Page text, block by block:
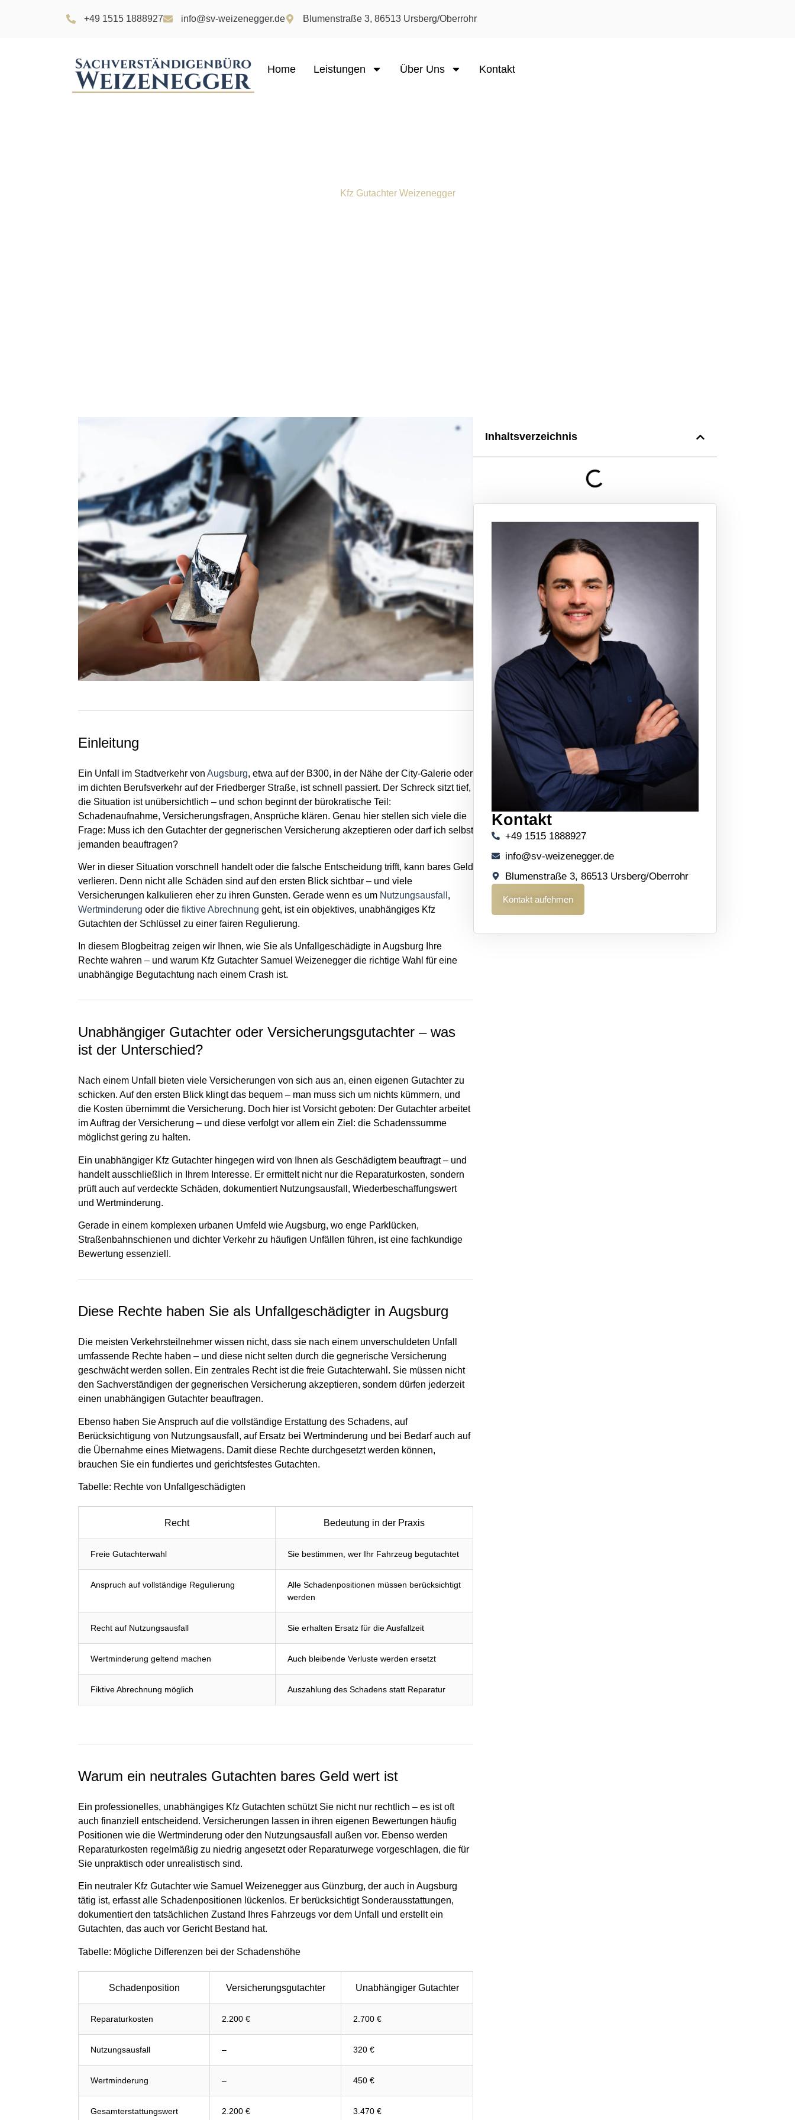
+49 1515 1888927 info@sv-weizenegger.de Blumenstraße 3, 86513 Ursberg/Oberrohr
Home Leistungen Über Uns Kontakt
Kfz Gutachter Weizenegger
Einleitung
Ein Unfall im Stadtverkehr von Augsburg, etwa auf der B300, in der Nähe der City-Galerie oder
im dichten Berufsverkehr auf der Friedberger Straße, ist schnell passiert. Der Schreck sitzt tief,
die Situation ist unübersichtlich – und schon beginnt der bürokratische Teil:
Schadenaufnahme, Versicherungsfragen, Ansprüche klären. Genau hier stellen sich viele die
Frage: Muss ich den Gutachter der gegnerischen Versicherung akzeptieren oder darf ich selbst
jemanden beauftragen?
Wer in dieser Situation vorschnell handelt oder die falsche Entscheidung trifft, kann bares Geld
verlieren. Denn nicht alle Schäden sind auf den ersten Blick sichtbar – und viele
Versicherungen kalkulieren eher zu ihren Gunsten. Gerade wenn es um Nutzungsausfall ,
Wertminderung oder die fiktive Abrechnung geht, ist ein objektives, unabhängiges Kfz
Gutachten der Schlüssel zu einer fairen Regulierung.
In diesem Blogbeitrag zeigen wir Ihnen, wie Sie als Unfallgeschädigte in Augsburg Ihre
Rechte wahren – und warum Kfz Gutachter Samuel Weizenegger die richtige Wahl für eine
unabhängige Begutachtung nach einem Crash ist.
Unabhängiger Gutachter oder Versicherungsgutachter – was
ist der Unterschied?
Nach einem Unfall bieten viele Versicherungen von sich aus an, einen eigenen Gutachter zu
schicken. Auf den ersten Blick klingt das bequem – man muss sich um nichts kümmern, und
die Kosten übernimmt die Versicherung. Doch hier ist Vorsicht geboten: Der Gutachter arbeitet
im Auftrag der Versicherung – und diese verfolgt vor allem ein Ziel: die Schadenssumme
möglichst gering zu halten.
Ein unabhängiger Kfz Gutachter hingegen wird von Ihnen als Geschädigtem beauftragt – und
handelt ausschließlich in Ihrem Interesse. Er ermittelt nicht nur die Reparaturkosten, sondern
prüft auch auf verdeckte Schäden, dokumentiert Nutzungsausfall, Wiederbeschaffungswert
und Wertminderung.
Gerade in einem komplexen urbanen Umfeld wie Augsburg, wo enge Parklücken,
Straßenbahnschienen und dichter Verkehr zu häufigen Unfällen führen, ist eine fachkundige
Bewertung essenziell.
Diese Rechte haben Sie als Unfallgeschädigter in Augsburg
Die meisten Verkehrsteilnehmer wissen nicht, dass sie nach einem unverschuldeten Unfall
umfassende Rechte haben – und diese nicht selten durch die gegnerische Versicherung
geschwächt werden sollen. Ein zentrales Recht ist die freie Gutachterwahl. Sie müssen nicht
den Sachverständigen der gegnerischen Versicherung akzeptieren, sondern dürfen jederzeit
einen unabhängigen Gutachter beauftragen.
Ebenso haben Sie Anspruch auf die vollständige Erstattung des Schadens, auf
Berücksichtigung von Nutzungsausfall, auf Ersatz bei Wertminderung und bei Bedarf auch auf
die Übernahme eines Mietwagens. Damit diese Rechte durchgesetzt werden können,
brauchen Sie ein fundiertes und gerichtsfestes Gutachten.
Tabelle: Rechte von Unfallgeschädigten
Recht Bedeutung in der Praxis
Freie Gutachterwahl Sie bestimmen, wer Ihr Fahrzeug begutachtet
Anspruch auf vollständige Regulierung
Alle Schadenpositionen müssen berücksichtigt
werden
Recht auf Nutzungsausfall Sie erhalten Ersatz für die Ausfallzeit
Wertminderung geltend machen Auch bleibende Verluste werden ersetzt
Fiktive Abrechnung möglich Auszahlung des Schadens statt Reparatur
Warum ein neutrales Gutachten bares Geld wert ist
Ein professionelles, unabhängiges Kfz Gutachten schützt Sie nicht nur rechtlich – es ist oft
auch finanziell entscheidend. Versicherungen lassen in ihren eigenen Bewertungen häufig
Positionen wie die Wertminderung oder den Nutzungsausfall außen vor. Ebenso werden
Reparaturkosten regelmäßig zu niedrig angesetzt oder Reparaturwege vorgeschlagen, die für
Sie unpraktisch oder unrealistisch sind.
Ein neutraler Kfz Gutachter wie Samuel Weizenegger aus Günzburg, der auch in Augsburg
tätig ist, erfasst alle Schadenpositionen lückenlos. Er berücksichtigt Sonderausstattungen,
dokumentiert den tatsächlichen Zustand Ihres Fahrzeugs vor dem Unfall und erstellt ein
Gutachten, das auch vor Gericht Bestand hat.
Tabelle: Mögliche Differenzen bei der Schadenshöhe
Schadenposition Versicherungsgutachter Unabhängiger Gutachter
Reparaturkosten 2.200 € 2.700 €
Nutzungsausfall – 320 €
Wertminderung – 450 €
Gesamterstattungswert 2.200 € 3.470 €
Inhaltsverzeichnis
Kontakt
+49 1515 1888927
info@sv-weizenegger.de
Blumenstraße 3, 86513 Ursberg/Oberrohr
Kontakt aufehmen